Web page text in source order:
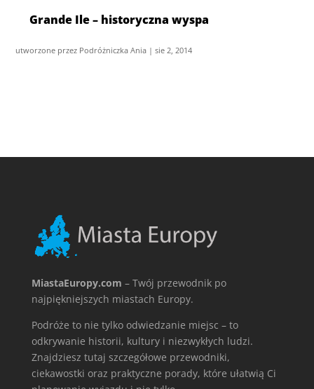
Grande Ile – historyczna wyspa
utworzone przez Podróżniczka Ania |sie 2, 2014
MiastaEuropy.com – Twój przewodnik po
najpiękniejszych miastach Europy.
Podróże to nie tylko odwiedzanie miejsc – to
odkrywanie historii, kultury i niezwykłych ludzi.
Znajdziesz tutaj szczegółowe przewodniki,
ciekawostki oraz praktyczne porady, które ułatwią Ci